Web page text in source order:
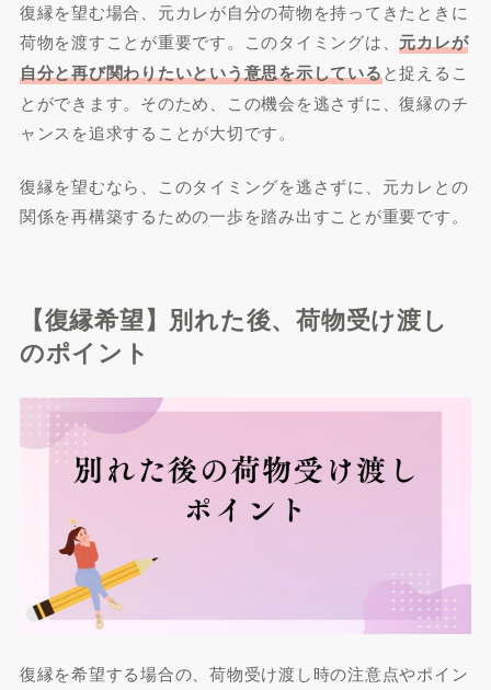
復縁を望む場合、元カレが自分の荷物を持ってきたときに
荷物を渡すことが重要です。このタイミングは、 元カレが
自分と再び関わりたいという意思を示していると捉えるこ
とができます。そのため、この機会を逃さずに、復縁のチ
ャンスを追求することが大切です。
復縁を望むなら、このタイミングを逃さずに、元カレとの
関係を再構築するための一歩を踏み出すことが重要です。
【復縁希望】別れた後、荷物受け渡し
のポイント
復縁を希望する場合の、荷物受け渡し時の注意点やポイン